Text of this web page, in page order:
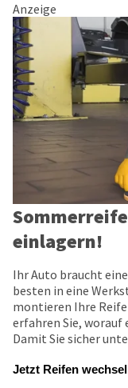
Anzeige
einlagern!
Ihr Auto braucht
besten in eine
montieren Ihre
erfahren Sie,
Damit Sie sicher
Jetzt Reifen